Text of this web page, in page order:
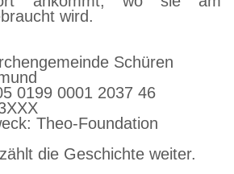
wird.
Schüren
0199 0001 2037 46
Theo-Foundation
die Geschichte weiter.